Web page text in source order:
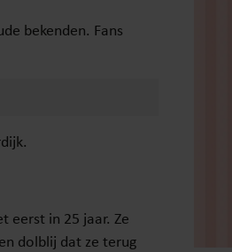
bekenden. Fans
eerst in 25 jaar. Ze
dolblij dat ze terug